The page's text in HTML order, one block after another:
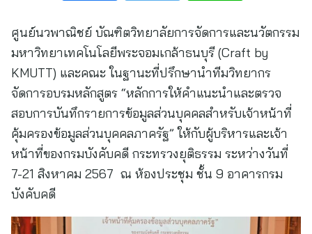
ศูนย์นวพาณิชย์ บัณฑิตวิทยาลัยการจัดการและนวัตกรรม
มหาวิทยาเทคโนโลยีพระจอมเกล้าธนบุรี (Craft by
KMUTT) และคณะ ในฐานะที่ปรึกษานำทีมวิทยากร
จัดการอบรมหลักสูตร “หลักการให้คำแนะนำและตรวจ
สอบการบันทึกรายการข้อมูลส่วนบุคคลสำหรับเจ้าหน้าที่
คุ้มครองข้อมูลส่วนบุคคลภาครัฐ” ให้กับผู้บริหารและเจ้า
หน้าที่ของกรมบังคับคดี กระทรวงยุติธรรม ระหว่างวันที่
7-21 สิงหาคม 2567 ณ ห้องประชุม ชั้น 9 อาคารกรม
บังคับคดี